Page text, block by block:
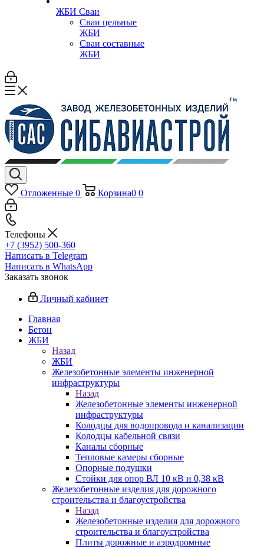
ЖБИ Сваи
Сваи цельные
ЖБИ
Сваи составные
ЖБИ
Отложенные 0 Корзина0 0
Телефоны
+7 (3952) 500-360
Написать в Telegram
Написать в WhatsApp
Заказать звонок
Личный кабинет
Главная
Бетон
ЖБИ
Назад
ЖБИ
Железобетонные элементы инженерной
инфраструктуры
Назад
Железобетонные элементы инженерной
инфраструктуры
Колодцы для водопровода и канализации
Колодцы кабельной связи
Каналы сборные
Тепловые камеры сборные
Опорные подушки
Стойки для опор ВЛ 10 кВ и 0,38 кВ
Железобетонные изделия для дорожного
строительства и благоустройства
Назад
Железобетонные изделия для дорожного
строительства и благоустройства
Плиты дорожные и аэродромные